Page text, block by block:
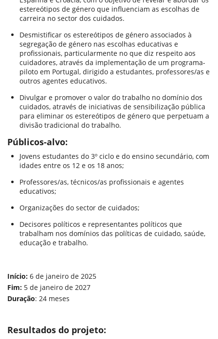
estereótipos de género que influenciam as escolhas de
carreira no sector dos cuidados.
Desmistificar os estereótipos de género associados à
segregação de género nas escolhas educativas e
profissionais, particularmente no que diz respeito aos
cuidadores, através da implementação de um programa-
piloto em Portugal, dirigido a estudantes, professores/as e
outros agentes educativos.
Divulgar e promover o valor do trabalho no domínio dos
cuidados, através de iniciativas de sensibilização pública
para eliminar os estereótipos de género que perpetuam a
divisão tradicional do trabalho.
Públicos-alvo:
Jovens estudantes do 3º ciclo e do ensino secundário, com
idades entre os 12 e os 18 anos;
Professores/as, técnicos/as profissionais e agentes
educativos;
Organizações do sector de cuidados;
Decisores políticos e representantes políticos que
trabalham nos domínios das políticas de cuidado, saúde,
educação e trabalho.
Início: 6 de janeiro de 2025
Fim: 5 de janeiro de 2027
Duração: 24 meses
Resultados do projeto: